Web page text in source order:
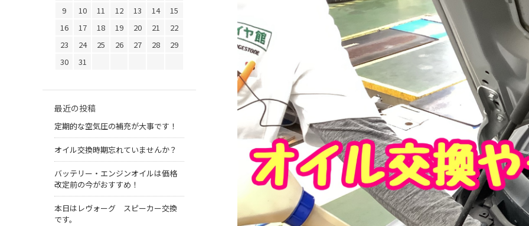
9
10 11 12 13 14
15
16
17 18 19 20 21
22
23
24 25 26 27 28
29
30
31
最近の投稿
定期的な空気圧の補充が大事です！
オイル交換時期忘れていませんか？
バッテリー・エンジンオイルは価格
改定前の今がおすすめ！
本日はレヴォーグ スピーカー交換
です。